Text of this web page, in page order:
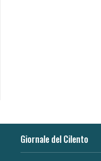
Giornale del Cilento